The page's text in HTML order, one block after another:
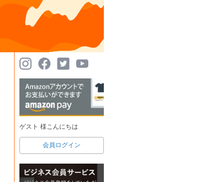
ゲスト 様こんにちは
会員ログイン